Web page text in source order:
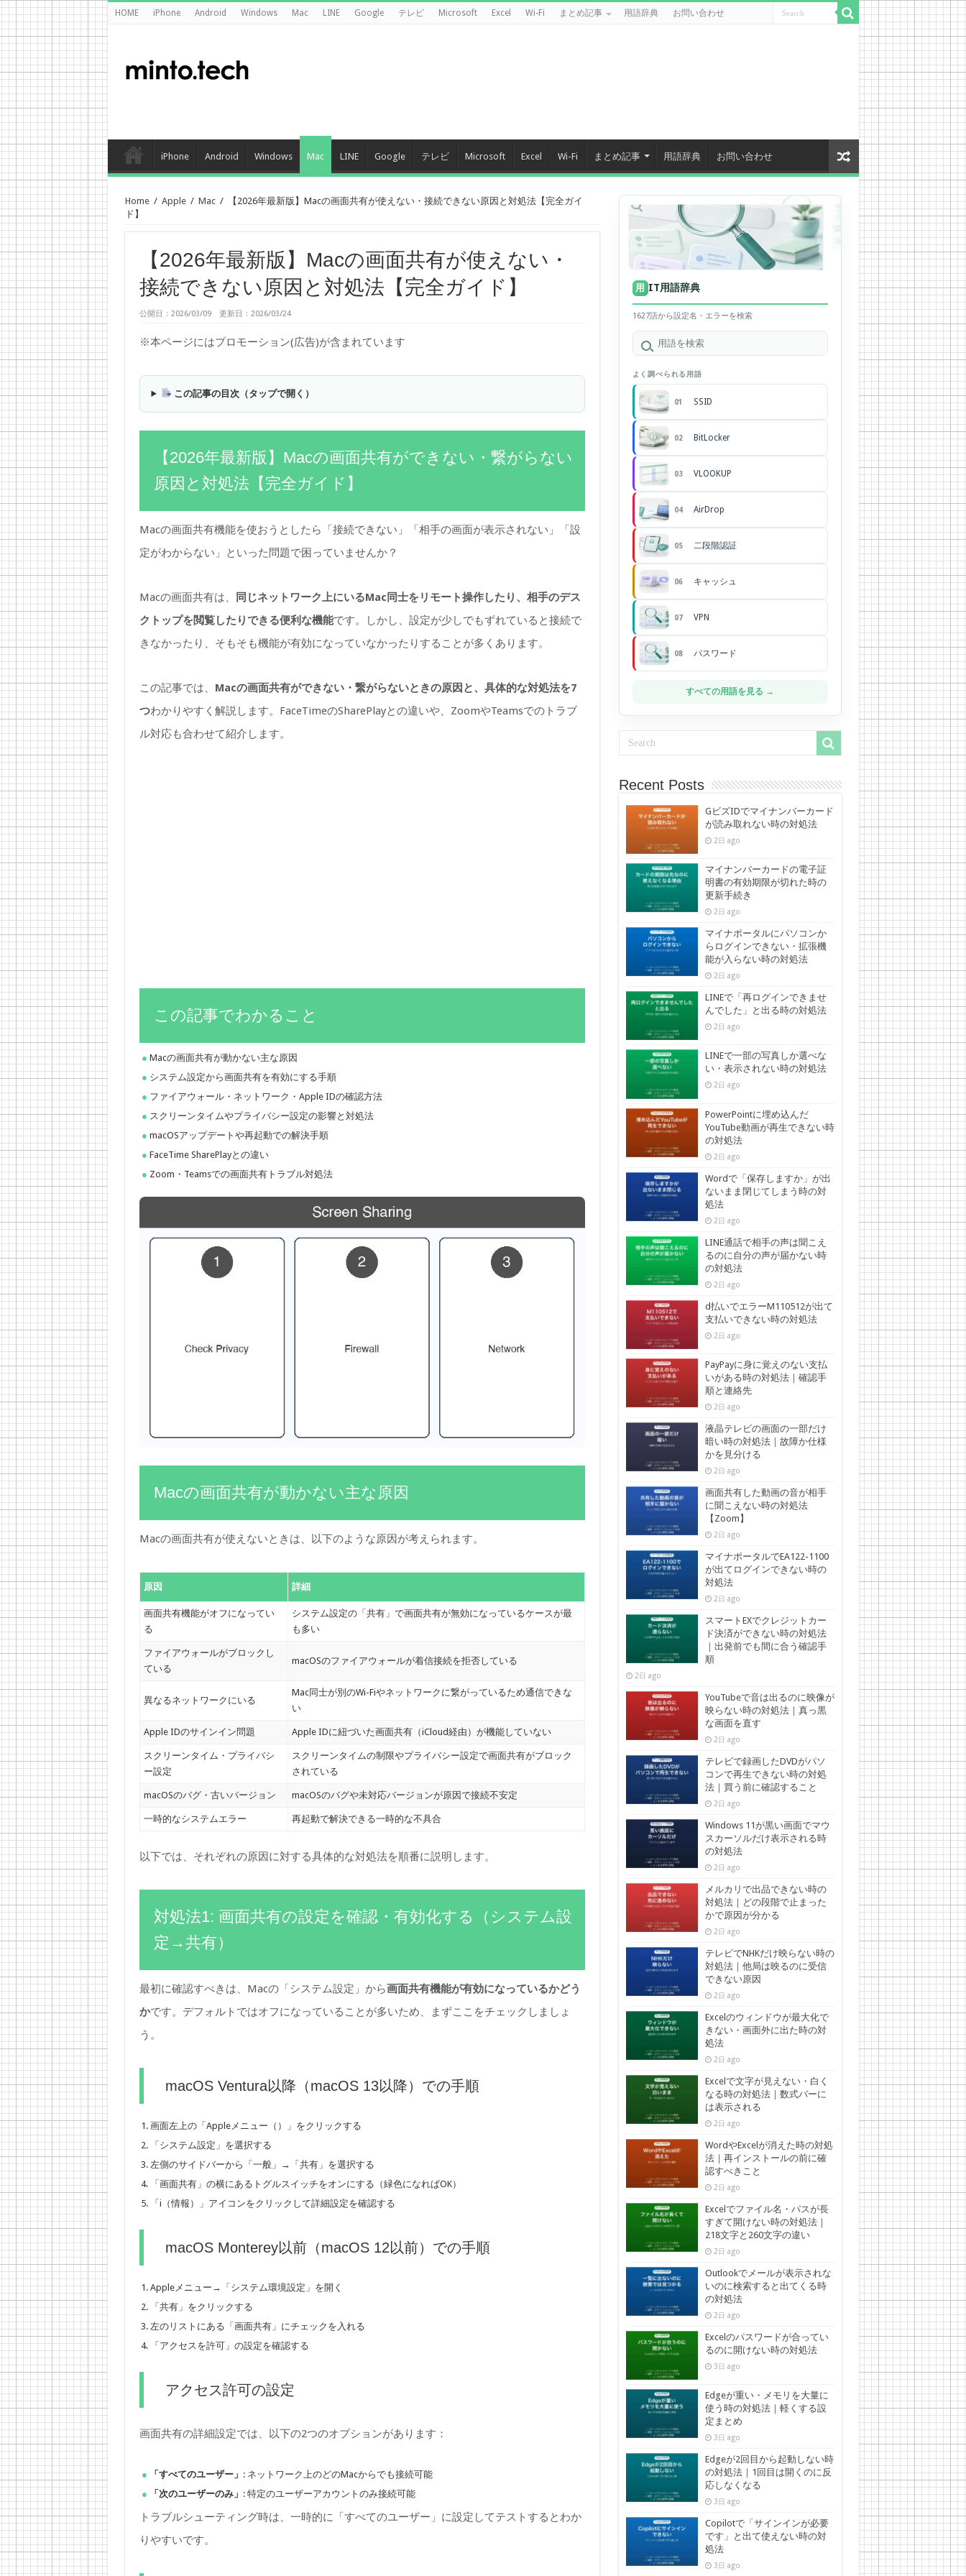
HOME iPhone Android Windows Mac LINE Google テレビ Microsoft Excel Wi-Fi まとめ記事 用語辞典 お問い合わせ
iPhone Android Windows Mac LINE Google テレビ Microsoft Excel Wi-Fi まとめ記事 用語辞典 お問い合わせ
Home / Apple / Mac /
【2026年最新版】Macの画面共有が使えない・接続できない原因と対処法【完全ガイ
ド】
【2026年最新版】Macの画面共有が使えない・
接続できない原因と対処法【完全ガイド】
公開日：2026/03/09 更新日：2026/03/24
※本ページにはプロモーション(広告)が含まれています
この記事の目次（タップで開く）
【2026年最新版】Macの画面共有ができない・繋がらない
原因と対処法【完全ガイド】
Macの画面共有機能を使おうとしたら「接続できない」「相手の画面が表示されない」「設
定がわからない」といった問題で困っていませんか？
Macの画面共有は、
同じネットワーク上にいるMac同士をリモート操作したり、相手のデス
クトップを閲覧したりできる便利な機能です。しかし、設定が少しでもずれていると接続で
きなかったり、そもそも機能が有効になっていなかったりすることが多くあります。
この記事では、 Macの画面共有ができない・繋がらないときの原因と、具体的な対処法を7
つわかりやすく解説します。FaceTimeのSharePlayとの違いや、ZoomやTeamsでのトラブ
ル対応も合わせて紹介します。
この記事でわかること
Macの画面共有が動かない主な原因
システム設定から画面共有を有効にする手順
ファイアウォール・ネットワーク・Apple IDの確認方法
スクリーンタイムやプライバシー設定の影響と対処法
macOSアップデートや再起動での解決手順
FaceTime SharePlayとの違い
Zoom・Teamsでの画面共有トラブル対処法
Macの画面共有が動かない主な原因
Macの画面共有が使えないときは、以下のような原因が考えられます。
原因 詳細
画面共有機能がオフになってい
る
システム設定の「共有」で画面共有が無効になっているケースが最
も多い
ファイアウォールがブロックし
ている
macOSのファイアウォールが着信接続を拒否している
異なるネットワークにいる
Mac同士が別のWi-Fiやネットワークに繋がっているため通信できな
い
Apple IDのサインイン問題 Apple IDに紐づいた画面共有（iCloud経由）が機能していない
スクリーンタイム・プライバシ
ー設定
スクリーンタイムの制限やプライバシー設定で画面共有がブロック
されている
macOSのバグ・古いバージョン macOSのバグや未対応バージョンが原因で接続不安定
一時的なシステムエラー 再起動で解決できる一時的な不具合
以下では、それぞれの原因に対する具体的な対処法を順番に説明します。
対処法1: 画面共有の設定を確認・有効化する（システム設
定→共有）
最初に確認すべきは、Macの「システム設定」から画面共有機能が有効になっているかどう
かです。デフォルトではオフになっていることが多いため、まずここをチェックしましょ
う。
macOS Ventura以降（macOS 13以降）での手順
画面左上の「Appleメニュー（）」をクリックする
「システム設定」を選択する
左側のサイドバーから「一般」→「共有」を選択する
「画面共有」の横にあるトグルスイッチをオンにする（緑色になればOK）
「i（情報）」アイコンをクリックして詳細設定を確認する
macOS Monterey以前（macOS 12以前）での手順
Appleメニュー→「システム環境設定」を開く
「共有」をクリックする
左のリストにある「画面共有」にチェックを入れる
「アクセスを許可」の設定を確認する
アクセス許可の設定
画面共有の詳細設定では、以下の2つのオプションがあります：
「すべてのユーザー」 : ネットワーク上のどのMacからでも接続可能
「次のユーザーのみ」 : 特定のユーザーアカウントのみ接続可能
トラブルシューティング時は、一時的に「すべてのユーザー」に設定してテストするとわか
りやすいです。
用 IT用語辞典
1627語から設定名・エラーを検索
よく調べられる用語
01 SSID
02 BitLocker
03 VLOOKUP
04 AirDrop
05 二段階認証
06 キャッシュ
07 VPN
08 パスワード
すべての用語を見る →
Recent Posts
GビズIDでマイナンバーカード
が読み取れない時の対処法
2日 ago
マイナンバーカードの電子証
明書の有効期限が切れた時の
更新手続き
2日 ago
マイナポータルにパソコンか
らログインできない・拡張機
能が入らない時の対処法
2日 ago
LINEで「再ログインできませ
んでした」と出る時の対処法
2日 ago
LINEで一部の写真しか選べな
い・表示されない時の対処法
2日 ago
PowerPointに埋め込んだ
YouTube動画が再生できない時
の対処法
2日 ago
Wordで「保存しますか」が出
ないまま閉じてしまう時の対
処法
2日 ago
LINE通話で相手の声は聞こえ
るのに自分の声が届かない時
の対処法
2日 ago
d払いでエラーM110512が出て
支払いできない時の対処法
2日 ago
PayPayに身に覚えのない支払
いがある時の対処法｜確認手
順と連絡先
2日 ago
液晶テレビの画面の一部だけ
暗い時の対処法｜故障か仕様
かを見分ける
2日 ago
画面共有した動画の音が相手
に聞こえない時の対処法
【Zoom】
2日 ago
マイナポータルでEA122-1100
が出てログインできない時の
対処法
2日 ago
スマートEXでクレジットカー
ド決済ができない時の対処法
｜出発前でも間に合う確認手
順
2日 ago
YouTubeで音は出るのに映像が
映らない時の対処法｜真っ黒
な画面を直す
2日 ago
テレビで録画したDVDがパソ
コンで再生できない時の対処
法｜買う前に確認すること
2日 ago
Windows 11が黒い画面でマウ
スカーソルだけ表示される時
の対処法
2日 ago
メルカリで出品できない時の
対処法｜どの段階で止まった
かで原因が分かる
2日 ago
テレビでNHKだけ映らない時の
対処法｜他局は映るのに受信
できない原因
2日 ago
Excelのウィンドウが最大化で
きない・画面外に出た時の対
処法
2日 ago
Excelで文字が見えない・白く
なる時の対処法｜数式バーに
は表示される
2日 ago
WordやExcelが消えた時の対処
法｜再インストールの前に確
認すべきこと
2日 ago
Excelでファイル名・パスが長
すぎて開けない時の対処法｜
218文字と260文字の違い
2日 ago
Outlookでメールが表示されな
いのに検索すると出てくる時
の対処法
2日 ago
Excelのパスワードが合ってい
るのに開けない時の対処法
3日 ago
Edgeが重い・メモリを大量に
使う時の対処法｜軽くする設
定まとめ
3日 ago
Edgeが2回目から起動しない時
の対処法｜1回目は開くのに反
応しなくなる
3日 ago
Copilotで「サインインが必要
です」と出て使えない時の対
処法
3日 ago